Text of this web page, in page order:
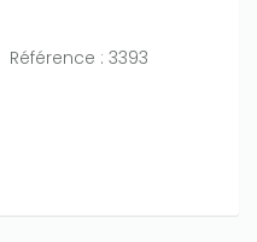
Référence : 3393